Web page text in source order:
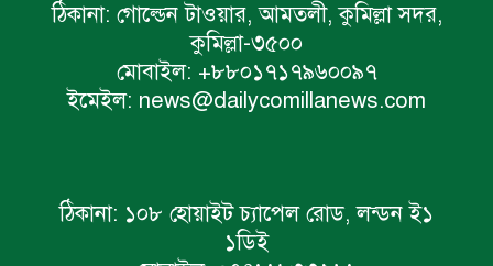
ঠিকানা: গোল্ডেন টাওয়ার, আমতলী, কুমিল্লা সদর,
কুমিল্লা-৩৫০০
মোবাইল: +৮৮০১৭১৭৯৬০০৯৭
ইমেইল: news@dailycomillanews.com
ঠিকানা: ১০৮ হোয়াইট চ্যাপেল রোড, লন্ডন ই১
১ডিই